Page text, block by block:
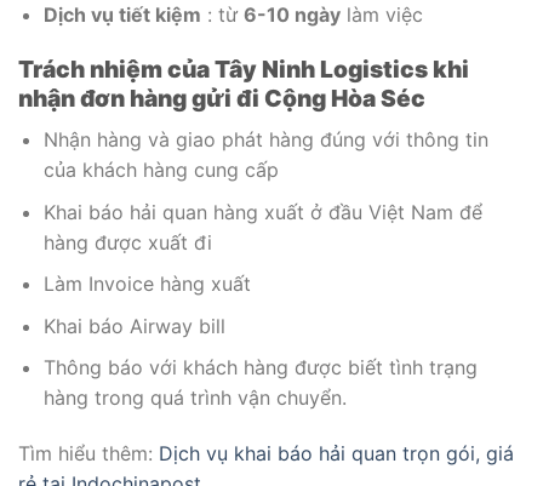
Dịch vụ tiết kiệm : từ 6-10 ngàylàm việc
Trách nhiệm của Tây Ninh Logistics khi
nhận đơn hàng gửi đi Cộng Hòa Séc
Nhận hàng và giao phát hàng đúng với thông tin
của khách hàng cung cấp
Khai báo hải quan hàng xuất ở đầu Việt Nam để
hàng được xuất đi
Làm Invoice hàng xuất
Khai báo Airway bill
Thông báo với khách hàng được biết tình trạng
hàng trong quá trình vận chuyển.
Tìm hiểu thêm: Dịch vụ khai báo hải quan trọn gói, giá